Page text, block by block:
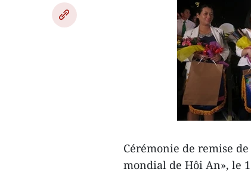
Cérémonie de remise
mondial de Hôi An», le